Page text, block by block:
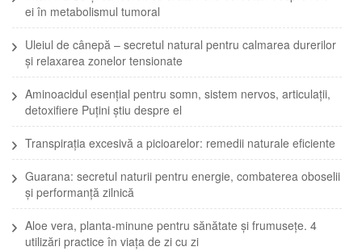
ei în metabolismul tumoral
Uleiul de cânepă – secretul natural pentru calmarea durerilor
și relaxarea zonelor tensionate
Aminoacidul esențial pentru somn, sistem nervos, articulații,
detoxifiere Puțini știu despre el
Transpirația excesivă a picioarelor: remedii naturale eficiente
Guarana: secretul naturii pentru energie, combaterea oboselii
și performanță zilnică
Aloe vera, planta-minune pentru sănătate și frumusețe. 4
utilizări practice în viața de zi cu zi